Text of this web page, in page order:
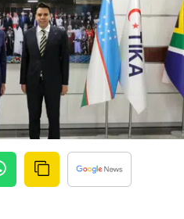
Burdur
Bursa
Çanakkale
Çankırı
Çorum
Denizli